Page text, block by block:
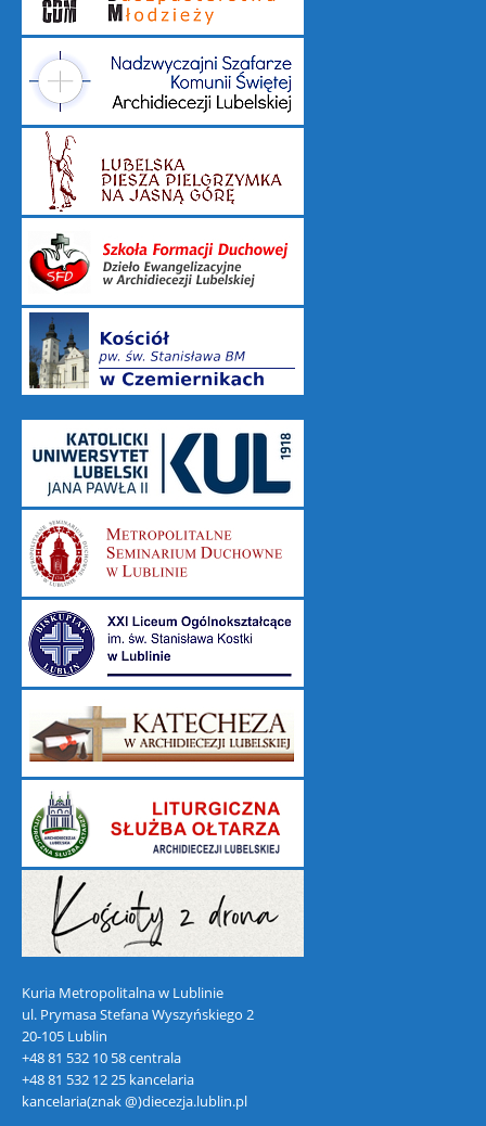
Kuria Metropolitalna w Lublinie
ul. Prymasa Stefana Wyszyńskiego 2
20-105 Lublin
+48 81 532 10 58 centrala
+48 81 532 12 25 kancelaria
kancelaria(znak @)diecezja.lublin.pl